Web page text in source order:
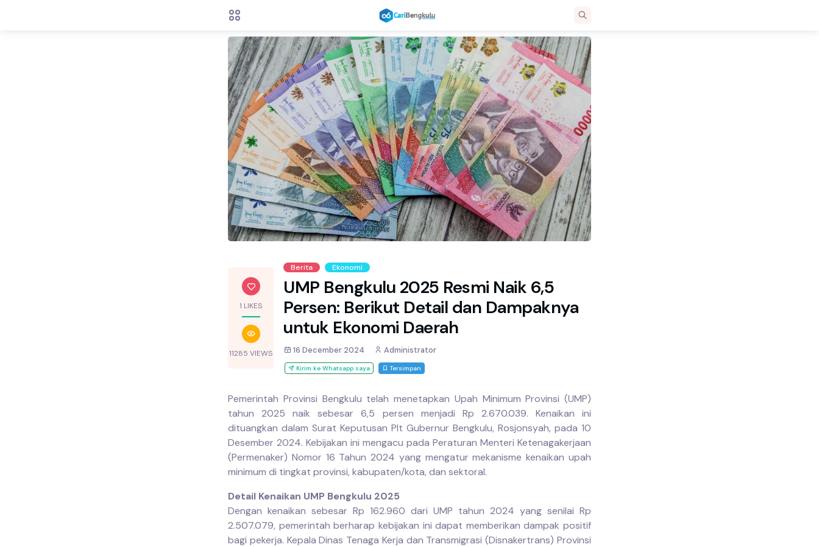
1 LIKES
11285 VIEWS
Berita Ekonomi
UMP Bengkulu 2025 Resmi Naik 6,5
Persen: Berikut Detail dan Dampaknya
untuk Ekonomi Daerah
16 December 2024 Administrator
Kirim ke Whatsapp saya Tersimpan
Pemerintah Provinsi Bengkulu telah menetapkan Upah Minimum Provinsi (UMP)
tahun 2025 naik sebesar 6,5 persen menjadi Rp 2.670.039. Kenaikan ini
dituangkan dalam Surat Keputusan Plt Gubernur Bengkulu, Rosjonsyah, pada 10
Desember 2024. Kebijakan ini mengacu pada Peraturan Menteri Ketenagakerjaan
(Permenaker) Nomor 16 Tahun 2024 yang mengatur mekanisme kenaikan upah
minimum di tingkat provinsi, kabupaten/kota, dan sektoral.
Detail Kenaikan UMP Bengkulu 2025
Dengan kenaikan sebesar Rp 162.960 dari UMP tahun 2024 yang senilai Rp
2.507.079, pemerintah berharap kebijakan ini dapat memberikan dampak positif
bagi pekerja. Kepala Dinas Tenaga Kerja dan Transmigrasi (Disnakertrans) Provinsi